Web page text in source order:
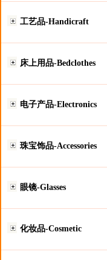
工艺品-Handicraft
床上用品-Bedclothes
电子产品-Electronics
珠宝饰品-Accessories
眼镜-Glasses
化妆品-Cosmetic